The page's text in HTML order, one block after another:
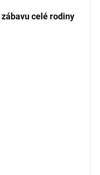
celé rodiny